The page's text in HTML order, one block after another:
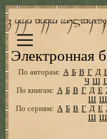
Электронная
По авторам: А Б В Г Д
Ч Ш
По книгам: А Б В Г Д Е
Ш Щ
По сериям: А Б В Г Д Е
Ш Щ